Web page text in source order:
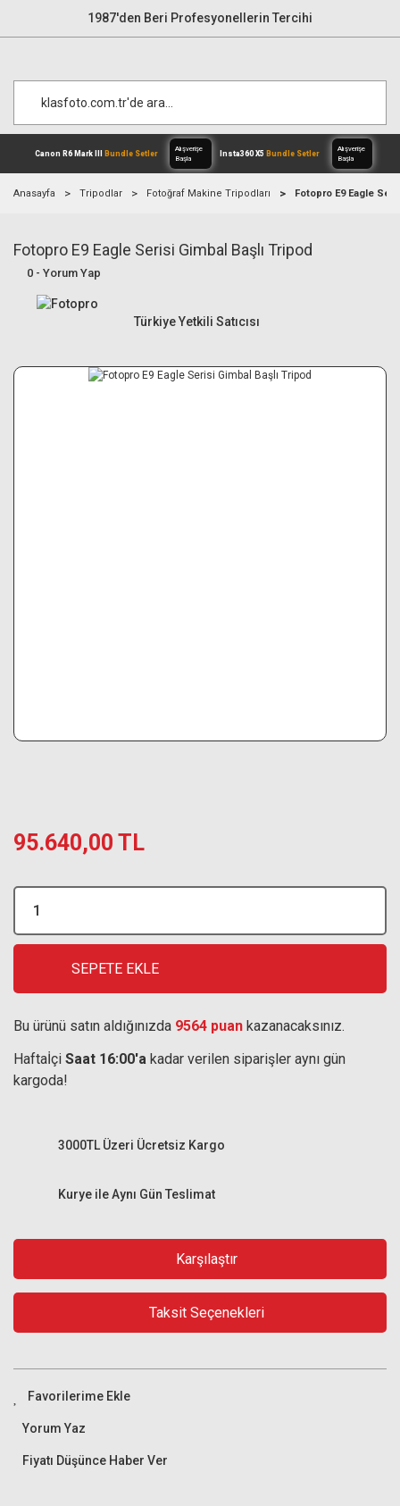
1987'den Beri Profesyonellerin Tercihi
Canon R6 Mark III Bundle Setler
Alışverişe
Anasayfa Tripodlar Fotoğraf Makine Tripodları Fotopro E9 Eagle
Fotopro E9 Eagle Serisi Gimbal Başlı Tripod
0 - Yorum Yap
Türkiye Yetkili Satıcısı
95.640,00 TL
SEPETE EKLE
Bu ürünü satın aldığınızda 9564 puan kazanacaksınız.
Haftaİçi Saat 16:00'a kadar verilen siparişler aynı gün
kargoda!
Kurye ile Aynı Gün Teslimat
3000TL Üzeri Ücretsiz Kargo
Karşılaştır
Taksit Seçenekleri
Yorum Yaz
Fiyatı Düşünce Haber Ver